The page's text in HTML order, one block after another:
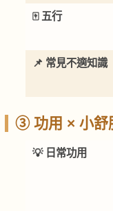
🀄 五行
📌 常見不適知識
③ 功用 × 小舒
💡 日常功用